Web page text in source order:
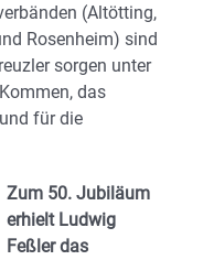
(Altötting,
Rosenheim) sind
sorgen unter
das
für die
Zum 50. Jubiläum
erhielt Ludwig
Feßler das